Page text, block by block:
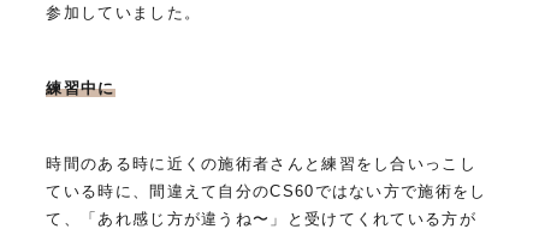
参加していました。
練習中に
時間のある時に近くの施術者さんと練習をし合いっこし
ている時に、間違えて自分のCS60ではない方で施術をし
て、「あれ感じ方が違うね〜」と受けてくれている方が